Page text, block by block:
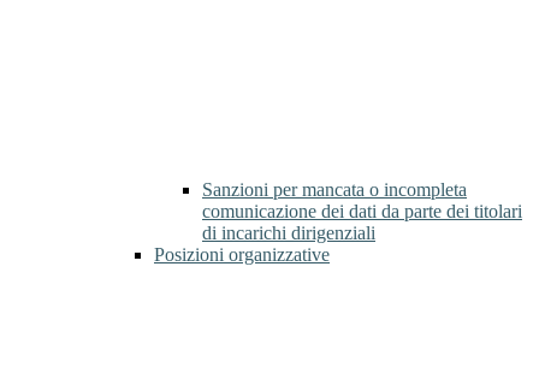
Sanzioni per mancata o incompleta
comunicazione dei dati da parte dei titolari
di incarichi dirigenziali
Posizioni organizzative